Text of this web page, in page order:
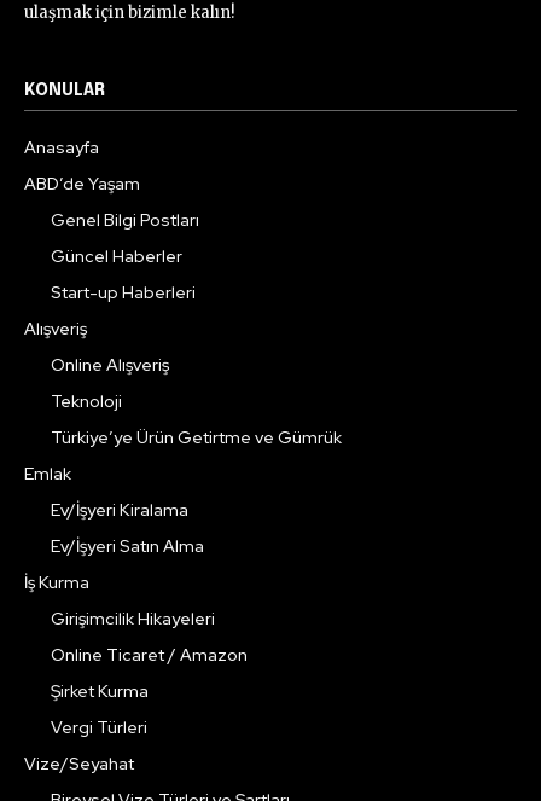
ulaşmak için bizimle kalın!
KONULAR
Anasayfa
ABD’de Yaşam
Genel Bilgi Postları
Güncel Haberler
Start-up Haberleri
Alışveriş
Online Alışveriş
Teknoloji
Türkiye’ye Ürün Getirtme ve Gümrük
Emlak
Ev/İşyeri Kiralama
Ev/İşyeri Satın Alma
İş Kurma
Girişimcilik Hikayeleri
Online Ticaret / Amazon
Şirket Kurma
Vergi Türleri
Vize/Seyahat